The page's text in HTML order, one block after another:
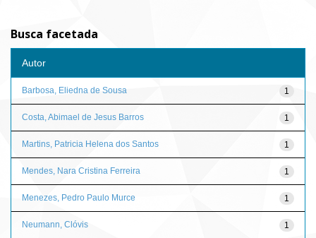
Busca facetada
Autor
1
Barbosa, Eliedna de Sousa
1
Costa, Abimael de Jesus Barros
1
Martins, Patricia Helena dos Santos
1
Mendes, Nara Cristina Ferreira
1
Menezes, Pedro Paulo Murce
1
Neumann, Clóvis